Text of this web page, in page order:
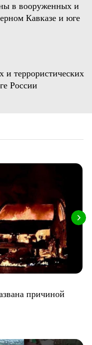
в вооруженных и
Кавказе и юге
террористических
России
причиной